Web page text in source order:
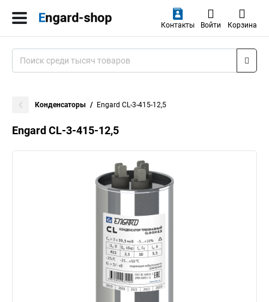
Контакты Войти Корзина
Конденсаторы Engard CL-3-415-12,5
Engard CL-3-415-12,5